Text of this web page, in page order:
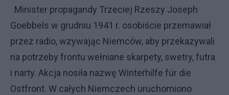
Minister propagandy Trzeciej Rzeszy Joseph
Goebbels w grudniu 1941 r. osobiście przemawiał
przez radio, wzywając Niemców, aby przekazywali
na potrzeby frontu wełniane skarpety, swetry, futra
i narty. Akcja nosiła nazwę Winterhilfe für die
Ostfront. W całych Niemczech uruchomiono